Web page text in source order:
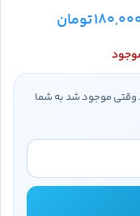
تومان
وقتی موجود شد به شما